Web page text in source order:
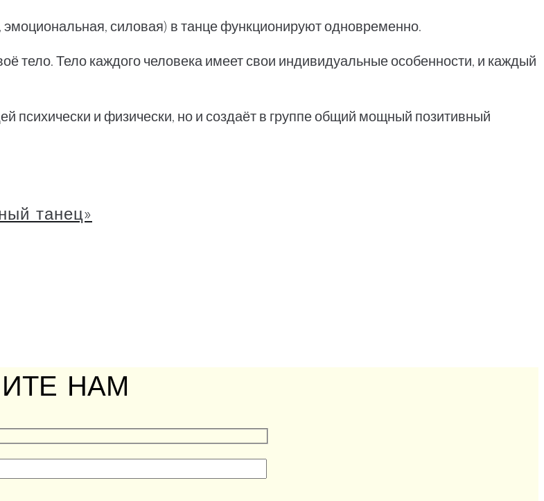
силовая) в танце функционируют одновременно.
тело. Тело каждого человека имеет свои индивидуальные особенности, и каждый
психически и физически, но и создаёт в группе общий мощный позитивный
танец»
НАМ